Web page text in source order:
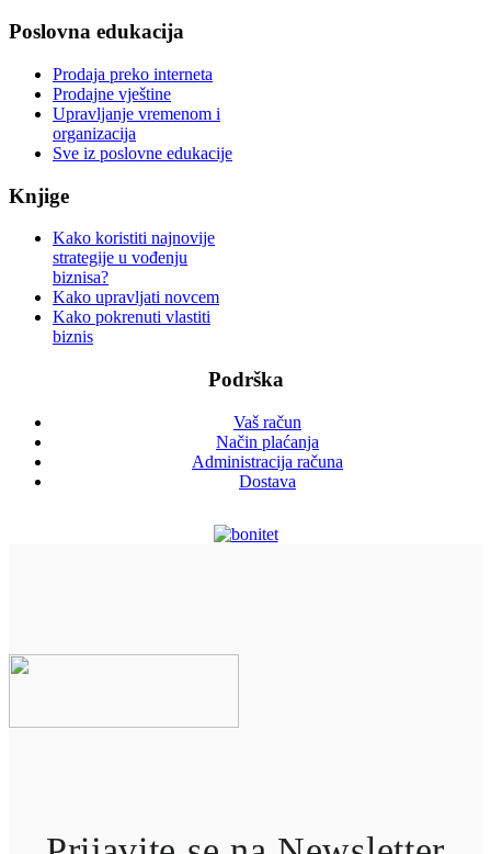
Poslovna edukacija
Prodaja preko interneta
Prodajne vještine
Upravljanje vremenom i
organizacija
Sve iz poslovne edukacije
Knjige
Kako koristiti najnovije
strategije u vođenju
biznisa?
Kako upravljati novcem
Kako pokrenuti vlastiti
biznis
Podrška
Vaš račun
Način plaćanja
Administracija računa
Dostava